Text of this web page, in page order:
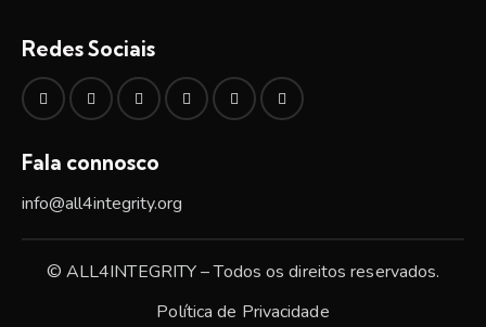
Redes Sociais
Fala connosco
info@all4integrity.org
© ALL4INTEGRITY – Todos os direitos reservados.
Política de Privacidade